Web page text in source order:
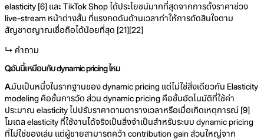
elasticity [6] และ TikTok Shop ได้ประโยชน์มากที่สุดจากการตั้งราคาช่วง
live-stream หน้าต่างสั้น ที่แรงกดดันด้านเวลาทำให้การตัดสินใจตาม
สัญชาตญาณเชื่อถือได้น้อยที่สุด [21][22]
↳ คำถาม
Q.อันนี้เหมือนกับ dynamic pricing ไหม
A.มันเป็นหนึ่งในรากฐานของ dynamic pricing แต่ไม่ใช่สิ่งเดียวกัน Elasticity
modeling คือชั้นการวัด ส่วน dynamic pricing คือชั้นอัตโนมัติที่ใช้ค่า
ประมาณ elasticity ไปปรับราคาตามตารางเวลาหรือเมื่อเกิดเหตุการณ์ [9]
โมเดล elasticity ที่ใช้งานได้จริงเป็นสิ่งจำเป็นสำหรับระบบ dynamic pricing
ที่ไม่ใช่ของเล่น แต่ผู้ขายสามารถคว้า contribution gain ส่วนใหญ่จาก